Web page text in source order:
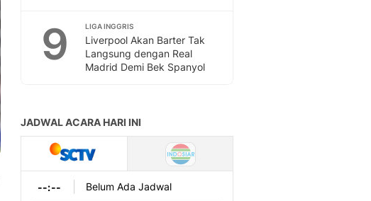
9 LIGA INGGRIS
Liverpool Akan Barter Tak
Langsung dengan Real
Madrid Demi Bek Spanyol